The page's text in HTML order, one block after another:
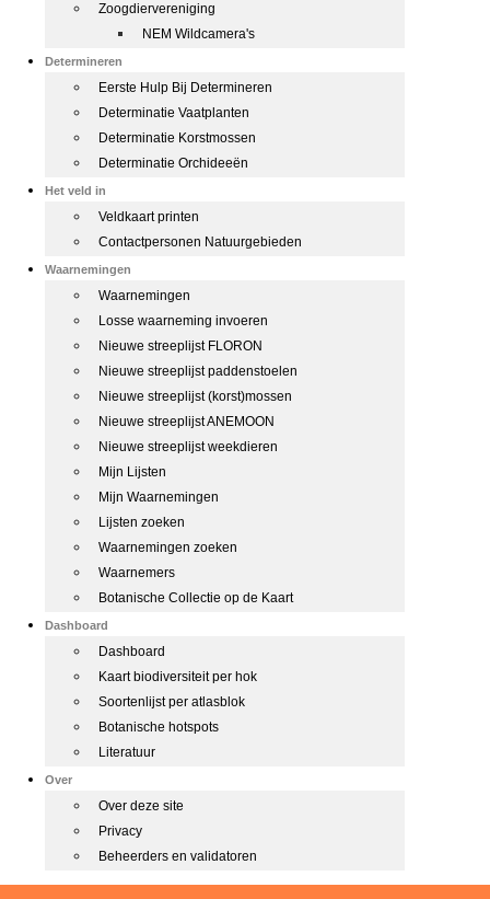
Zoogdiervereniging
NEM Wildcamera's
Determineren
Eerste Hulp Bij Determineren
Determinatie Vaatplanten
Determinatie Korstmossen
Determinatie Orchideeën
Het veld in
Veldkaart printen
Contactpersonen Natuurgebieden
Waarnemingen
Waarnemingen
Losse waarneming invoeren
Nieuwe streeplijst FLORON
Nieuwe streeplijst paddenstoelen
Nieuwe streeplijst (korst)mossen
Nieuwe streeplijst ANEMOON
Nieuwe streeplijst weekdieren
Mijn Lijsten
Mijn Waarnemingen
Lijsten zoeken
Waarnemingen zoeken
Waarnemers
Botanische Collectie op de Kaart
Dashboard
Dashboard
Kaart biodiversiteit per hok
Soortenlijst per atlasblok
Botanische hotspots
Literatuur
Over
Over deze site
Privacy
Beheerders en validatoren